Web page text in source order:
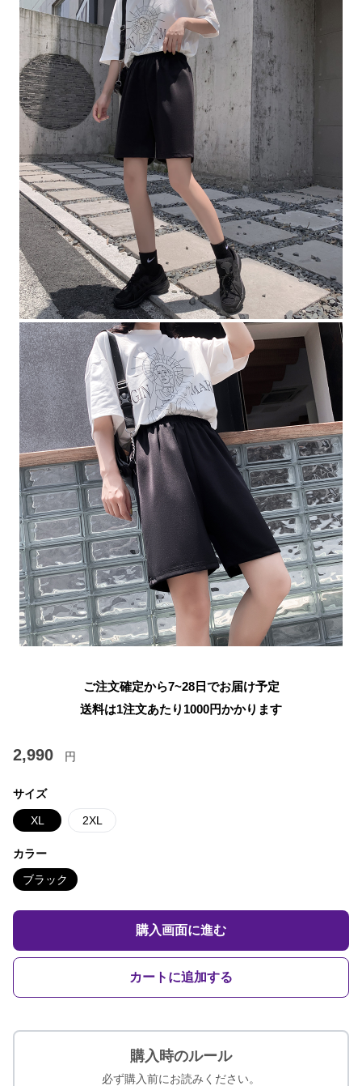
ご注文確定から7~28日でお届け予定
送料は1注文あたり 1000円かかります
2,990 円
サイズ
XL 2XL
カラー
ブラック
購入画面に進む
カートに追加する
購入時のルール
必ず購入前にお読みください。